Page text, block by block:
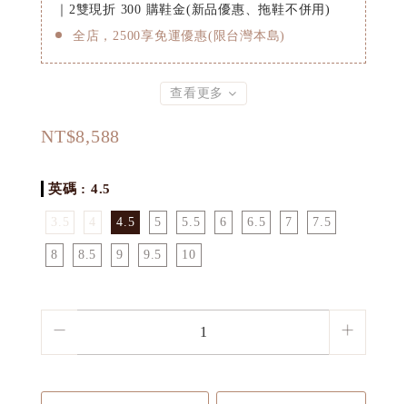
｜2雙現折 300 購鞋金(新品優惠、拖鞋不併用)
全店，2500享免運優惠(限台灣本島)
查看更多
NT$8,588
英碼 : 4.5
3.5 4 4.5 5 5.5 6 6.5 7 7.5
8 8.5 9 9.5 10